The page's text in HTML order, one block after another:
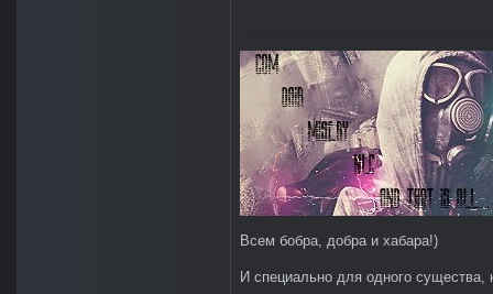
Всем бобра, добра и хабара!)
И специально для одного